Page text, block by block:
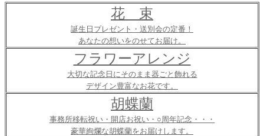
花 束
誕生日プレゼント・送別会の定番！
あなたの想いをのせてお届け。
フラワーアレンジ
大切な記念日にそのまま器ごと飾れる
デザイン豊富なお花です。
胡蝶蘭
事務所移転祝い・開店お祝い・○周年記念・・・
豪華絢爛な胡蝶蘭をお届けします。